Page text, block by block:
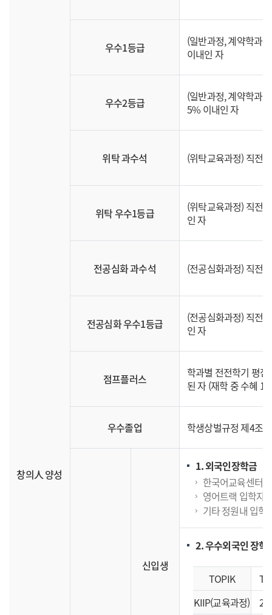
창의人 양성
우수1등급
(일반과정, 계약학과)
이내인 자
우수2등급
(일반과정, 계약학과)
5% 이내인 자
위탁 과수석 (위탁교육과정) 직전
위탁 우수1등급
(위탁교육과정) 직전
인 자
전공심화 과수석 (전공심화과정) 직전
전공심화 우수1등급
(전공심화과정) 직전
인 자
점프플러스
학과별 전전학기 평
된 자 (재학 중 수혜 1
우수졸업 학생상벌규정 제4조(
신입생
1. 외국인장학금
한국어교육센터
영어트랙 입학자
기타 정원내 입학
2. 우수외국인 장학
TOPIK
KIIP(교육과정)
2